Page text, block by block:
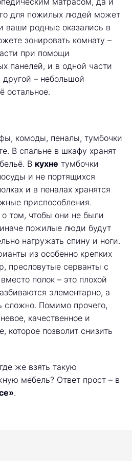
для пожилых людей может
ваши родные оказались в
зонировать комнату –
при помощи
панелей, и в одной части
другой – небольшой
остальное.
комоды, пеналы, тумбочки
В спальне в шкафу хранят
В кухне тумбочки
и не портящихся
и в пеналах хранятся
приспособления.
о том, чтобы они не были
пожилые люди будут
нагружать спину и ноги.
из особенно крепких
пресловутые серванты с
полок – это плохой
элементарно, а
сложно. Помимо прочего,
качественное и
которое позволит снизить
же взять такую
мебель? Ответ прост – в
.